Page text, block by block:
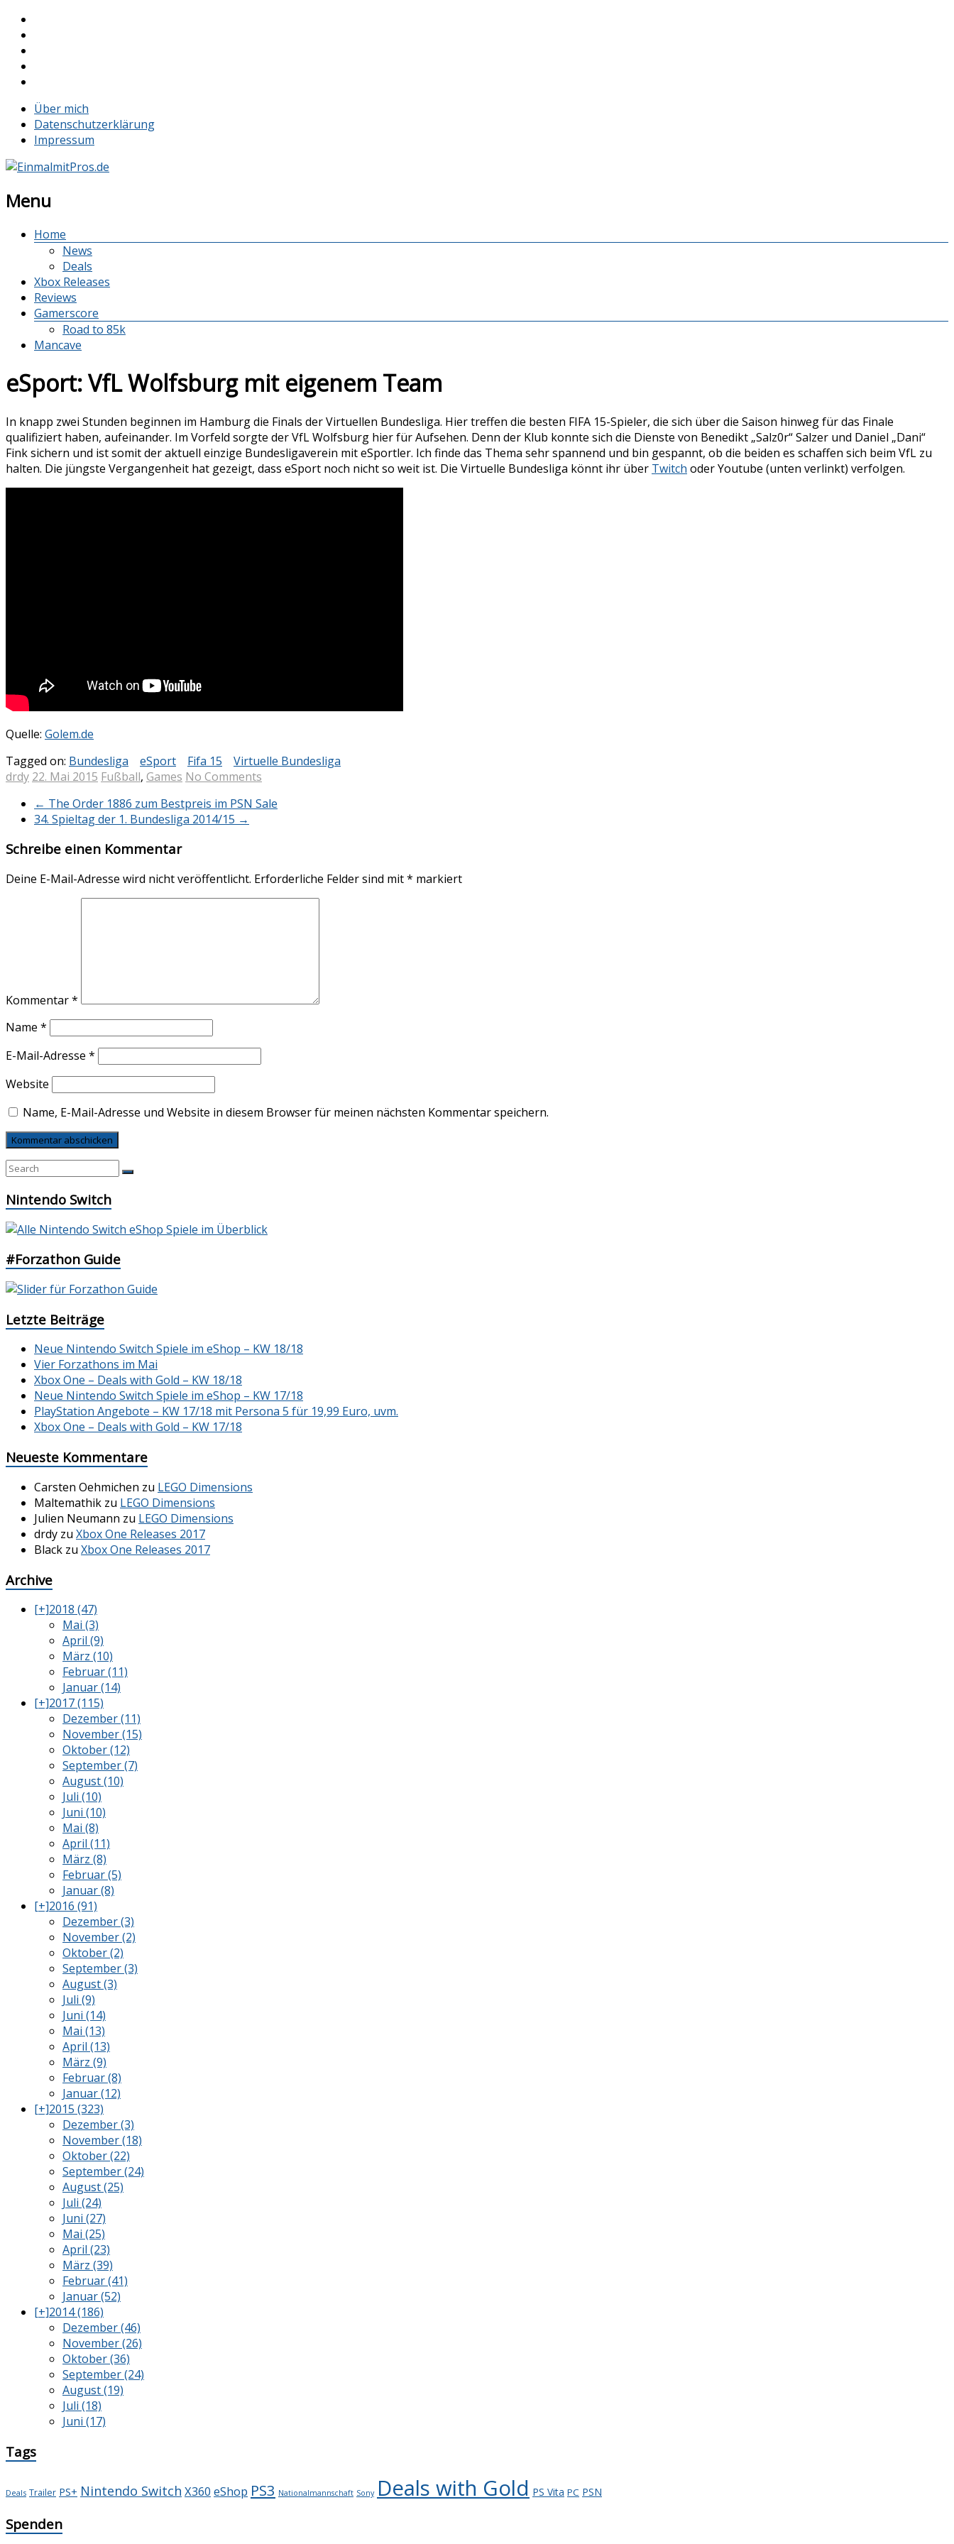
Über mich
Datenschutzerklärung
Impressum
Menu
Home
News
Deals
Xbox Releases
Reviews
Gamerscore
Road to 85k
Mancave
eSport: VfL Wolfsburg mit eigenem Team
In knapp zwei Stunden beginnen im Hamburg die Finals der Virtuellen Bundesliga. Hier treffen die besten FIFA 15-Spieler, die sich über die Saison hinweg für das Finale
qualifiziert haben, aufeinander. Im Vorfeld sorgte der VfL Wolfsburg hier für Aufsehen. Denn der Klub konnte sich die Dienste von Benedikt „Salz0r“ Salzer und Daniel „Dani“
Fink sichern und ist somit der aktuell einzige Bundesligaverein mit eSportler. Ich finde das Thema sehr spannend und bin gespannt, ob die beiden es schaffen sich beim VfL zu
halten. Die jüngste Vergangenheit hat gezeigt, dass eSport noch nicht so weit ist. Die Virtuelle Bundesliga könnt ihr über Twitch oder Youtube (unten verlinkt) verfolgen.
Quelle: Golem.de
Tagged on: Bundesliga eSport Fifa 15
Virtuelle Bundesliga
drdy 22. Mai 2015 Fußball, Games No Comments
← The Order 1886 zum Bestpreis im PSN Sale
34. Spieltag der 1. Bundesliga 2014/15 →
Schreibe einen Kommentar
Deine E-Mail-Adresse wird nicht veröffentlicht. Erforderliche Felder sind mit* markiert
Kommentar*
Name *
E-Mail-Adresse *
Website
Name, E-Mail-Adresse und Website in diesem Browser für meinen nächsten Kommentar speichern.
Nintendo Switch
#Forzathon Guide
Letzte Beiträge
Neue Nintendo Switch Spiele im eShop – KW 18/18
Vier Forzathons im Mai
Xbox One – Deals with Gold – KW 18/18
Neue Nintendo Switch Spiele im eShop – KW 17/18
PlayStation Angebote – KW 17/18 mit Persona 5 für 19,99 Euro, uvm.
Xbox One – Deals with Gold – KW 17/18
Neueste Kommentare
Carsten Oehmichen zu LEGO Dimensions
Maltemathik zu LEGO Dimensions
Julien Neumann zu LEGO Dimensions
drdy zu Xbox One Releases 2017
Black zu Xbox One Releases 2017
Archive
[+]2018 (47)
Mai (3)
April (9)
März (10)
Februar (11)
Januar (14)
[+]2017 (115)
Dezember (11)
November (15)
Oktober (12)
September (7)
August (10)
Juli (10)
Juni (10)
Mai (8)
April (11)
März (8)
Februar (5)
Januar (8)
[+]2016 (91)
Dezember (3)
November (2)
Oktober (2)
September (3)
August (3)
Juli (9)
Juni (14)
Mai (13)
April (13)
März (9)
Februar (8)
Januar (12)
[+]2015 (323)
Dezember (3)
November (18)
Oktober (22)
September (24)
August (25)
Juli (24)
Juni (27)
Mai (25)
April (23)
März (39)
Februar (41)
Januar (52)
[+]2014 (186)
Dezember (46)
November (26)
Oktober (36)
September (24)
August (19)
Juli (18)
Juni (17)
Tags
Deals Trailer PS+ Nintendo Switch X360 eShop PS3 Nationalmannschaft Sony Deals with Gold PS Vita PC PSN
Spenden